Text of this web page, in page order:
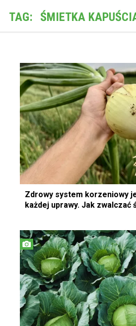
TAG: ŚMIETKA
Zdrowy system korzeniowy
każdej uprawy. Jak zwalczać